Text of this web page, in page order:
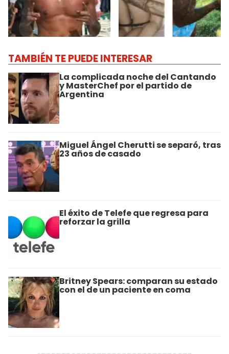
TAMBIÉN TE PUEDE INTERESAR
La complicada noche del Cantando
y MasterChef por el partido de
Argentina
Miguel Ángel Cherutti se separó, tras
23 años de casado
El éxito de Telefe que regresa para
reforzar la grilla
Britney Spears: comparan su estado
con el de un paciente en coma